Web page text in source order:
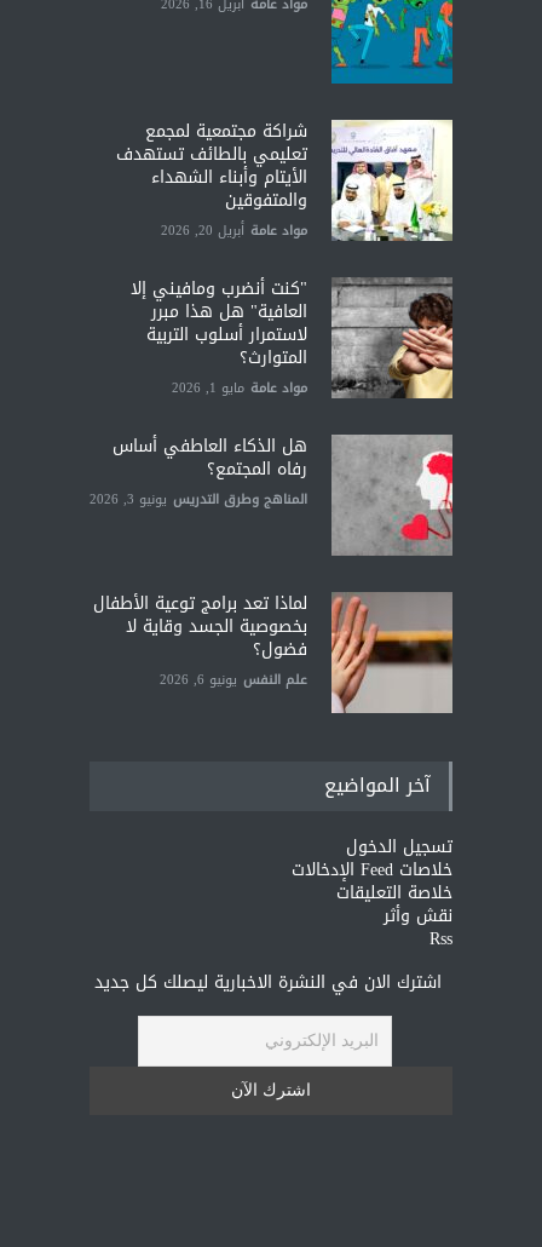
شراكة مجتمعية لمجمع
تعليمي بالطائف تستهدف
الأيتام وأبناء الشهداء
والمتفوقين
مواد عامة أبريل 20, 2026
"كنت أنضرب ومافيني إلا
العافية" هل هذا مبرر
لاستمرار أسلوب التربية
المتوارث؟
مواد عامة مايو 1, 2026
هل الذكاء العاطفي أساس
رفاه المجتمع؟
المناهج وطرق التدريس يونيو 3, 2026
لماذا تعد برامج توعية الأطفال
بخصوصية الجسد وقاية لا
فضول؟
علم النفس يونيو 6, 2026
آخر المواضيع
تسجيل الدخول
خلاصات Feed الإدخالات
خلاصة التعليقات
نقش وأثر
Rss
اشترك الان في النشرة الاخبارية ليصلك كل جديد